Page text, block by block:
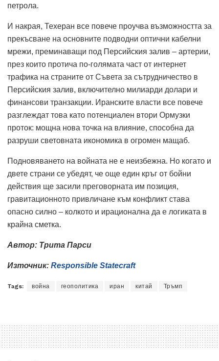
петрола.
И накрая, Техеран все повече проучва възможността за
прекъсване на основните подводни оптични кабелни
мрежи, преминаващи под Персийския залив – артерии,
през които протича по-голямата част от интернет
трафика на страните от Съвета за сътрудничество в
Персийския залив, включително милиарди долари и
финансови транзакции. Иранските власти все повече
разглеждат това като потенциален втори Ормузки
проток: мощна нова точка на влияние, способна да
разруши световната икономика в огромен мащаб.
Подновяването на войната не е неизбежна. Но когато и
двете страни се убедят, че още един кръг от бойни
действия ще засили преговорната им позиция,
гравитационното привличане към конфликт става
опасно силно – колкото и ирационална да е логиката в
крайна сметка.
Автор: Трита Парси
Източник: Responsible Statecraft
Tags: война геополитика иран китай Тръмп